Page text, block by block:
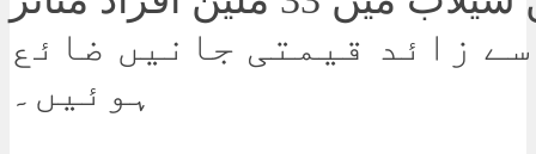
1,700 سے زائد قیمتی جانیں ضائع
ہوئیں۔